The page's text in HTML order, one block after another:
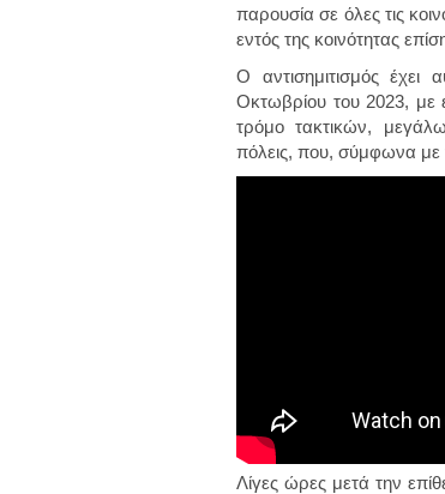
παρουσία σε όλες τις
εντός της κοινότητας
Ο αντισημιτισμός
Οκτωβρίου του 2023, με
τρόμο τακτικών,
πόλεις, που, σύμφωνα με
Λίγες ώρες μετά την